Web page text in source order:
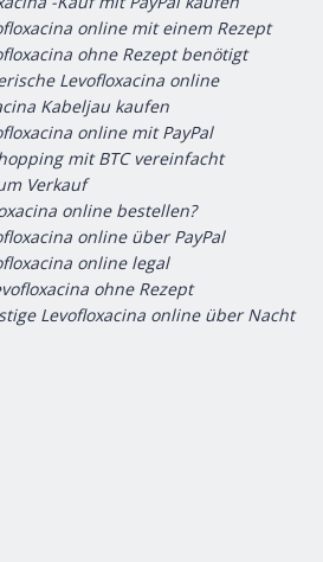
online mit einem Rezept
ohne Rezept benötigt
Levofloxacina online
Kabeljau kaufen
online mit PayPal
mit BTC vereinfacht
Verkauf
online bestellen?
online über PayPal
online legal
ohne Rezept
Levofloxacina online über Nacht